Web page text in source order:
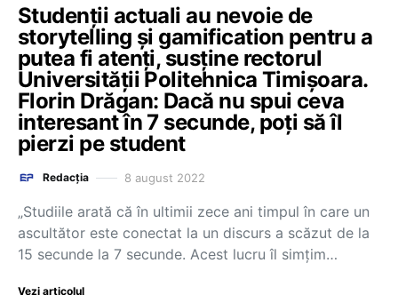
Studenții actuali au nevoie de
storytelling și gamification pentru a
putea fi atenți, susține rectorul
Universității Politehnica Timișoara.
Florin Drăgan: Dacă nu spui ceva
interesant în 7 secunde, poți să îl
pierzi pe student
Redacția 8 august 2022
„Studiile arată că în ultimii zece ani timpul în care un
ascultător este conectat la un discurs a scăzut de la
15 secunde la 7 secunde. Acest lucru îl simțim…
Vezi articolul